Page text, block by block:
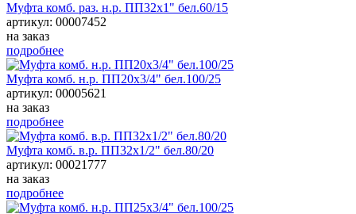
Муфта комб. раз. н.р. ПП32х1" бел.60/15
артикул: 00007452
на заказ
подробнее
Муфта комб. н.р. ПП20х3/4" бел.100/25
артикул: 00005621
на заказ
подробнее
Муфта комб. в.р. ПП32х1/2" бел.80/20
артикул: 00021777
на заказ
подробнее